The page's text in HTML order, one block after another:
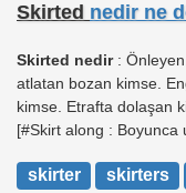
Skirted nedir ne
Skirted nedir:
atlatan bozan kimse.
kimse. Etrafta dolaşan
[#Skirt along : Boyunca
skirter skirters